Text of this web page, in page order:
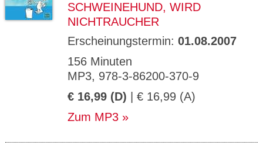
SCHWEINEHUND, WIRD
NICHTRAUCHER
Erscheinungstermin: 01.08.2007
156 Minuten
MP3, 978-3-86200-370-9
€ 16,99 (D) | € 16,99 (A)
Zum MP3